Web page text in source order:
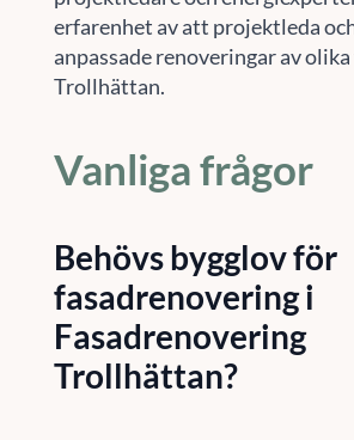
erfarenhet av att projektleda
anpassade renoveringar av
Trollhättan.
Vanliga frågor
Behövs bygglov för
fasadrenovering i
Fasadrenovering
Trollhättan?